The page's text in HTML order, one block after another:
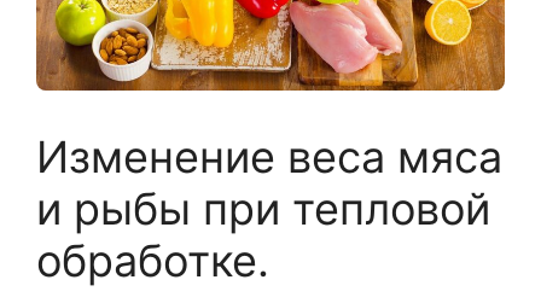
Изменение веса мяса
и рыбы при тепловой
обработке.